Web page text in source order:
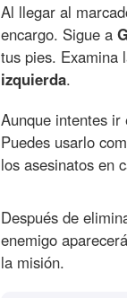
Al llegar al
encargo. Sigue a
tus pies. Examina
izquierda.
Aunque intentes ir
Puedes usarlo
los asesinatos en
Después de
enemigo
la misión.